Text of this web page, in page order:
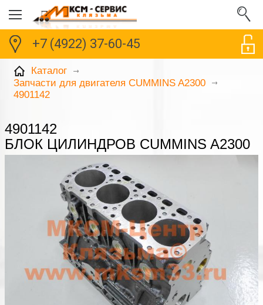
+7 (4922) 37-60-45
Каталог
Запчасти для двигателя CUMMINS A2300
4901142
4901142
БЛОК ЦИЛИНДРОВ CUMMINS A2300